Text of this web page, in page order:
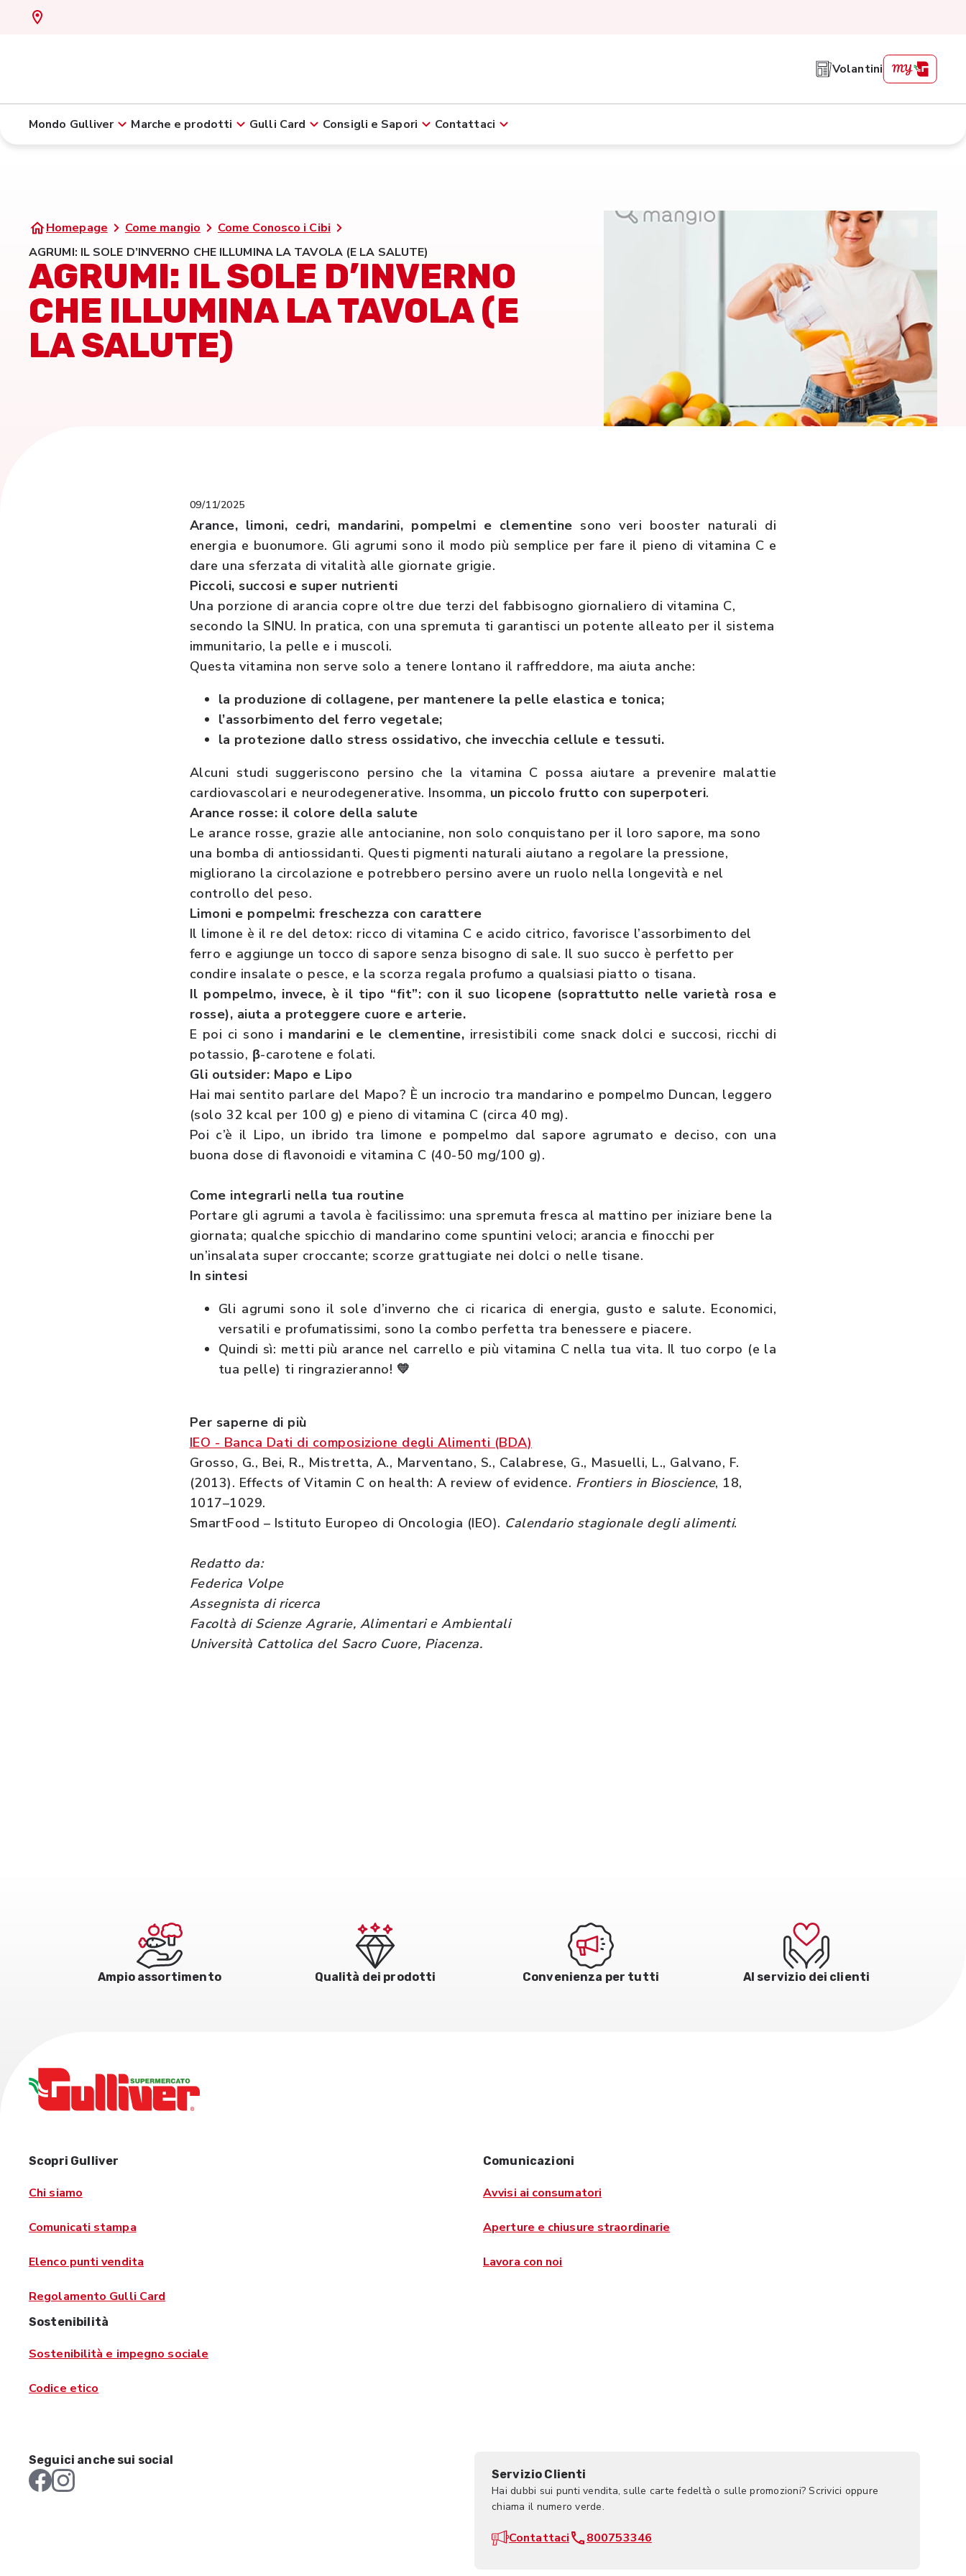
Volantini
Mondo Gulliver Marche e prodotti Gulli Card Consigli e Sapori Contattaci
Homepage Come mangio
Come Conosco i Cibi
AGRUMI: IL SOLE D’INVERNO CHE ILLUMINA LA TAVOLA (E LA SALUTE)
AGRUMI: IL SOLE D’INVERNO
CHE ILLUMINA LA TAVOLA (E
LA SALUTE)
09/11/2025
Arance, limoni, cedri, mandarini, pompelmi e clementine sono veri booster naturali di
energia e buonumore. Gli agrumi sono il modo più semplice per fare il pieno di vitamina C e
dare una sferzata di vitalità alle giornate grigie.
Piccoli, succosi e super nutrienti
Una porzione di arancia copre oltre due terzi del fabbisogno giornaliero di vitamina C,
secondo la SINU. In pratica, con una spremuta ti garantisci un potente alleato per il sistema
immunitario, la pelle e i muscoli.
Questa vitamina non serve solo a tenere lontano il raffreddore, ma aiuta anche:
la produzione di collagene, per mantenere la pelle elastica e tonica;
l’assorbimento del ferro vegetale;
la protezione dallo stress ossidativo, che invecchia cellule e tessuti.
Alcuni studi suggeriscono persino che la vitamina C possa aiutare a prevenire malattie
cardiovascolari e neurodegenerative. Insomma, un piccolo frutto con superpoteri.
Arance rosse: il colore della salute
Le arance rosse, grazie alle antocianine, non solo conquistano per il loro sapore, ma sono
una bomba di antiossidanti. Questi pigmenti naturali aiutano a regolare la pressione,
migliorano la circolazione e potrebbero persino avere un ruolo nella longevità e nel
controllo del peso.
Limoni e pompelmi: freschezza con carattere
Il limone è il re del detox: ricco di vitamina C e acido citrico, favorisce l’assorbimento del
ferro e aggiunge un tocco di sapore senza bisogno di sale. Il suo succo è perfetto per
condire insalate o pesce, e la scorza regala profumo a qualsiasi piatto o tisana.
Il pompelmo, invece, è il tipo “fit”: con il suo licopene (soprattutto nelle varietà rosa e
rosse), aiuta a proteggere cuore e arterie.
E poi ci sono i mandarini e le clementine, irresistibili come snack dolci e succosi, ricchi di
potassio, β-carotene e folati.
Gli outsider: Mapo e Lipo
Hai mai sentito parlare del Mapo? È un incrocio tra mandarino e pompelmo Duncan, leggero
(solo 32 kcal per 100 g) e pieno di vitamina C (circa 40 mg).
Poi c’è il Lipo, un ibrido tra limone e pompelmo dal sapore agrumato e deciso, con una
buona dose di flavonoidi e vitamina C (40-50 mg/100 g).
Come integrarli nella tua routine
Portare gli agrumi a tavola è facilissimo: una spremuta fresca al mattino per iniziare bene la
giornata; qualche spicchio di mandarino come spuntini veloci; arancia e finocchi per
un’insalata super croccante; scorze grattugiate nei dolci o nelle tisane.
In sintesi
Gli agrumi sono il sole d’inverno che ci ricarica di energia, gusto e salute. Economici,
versatili e profumatissimi, sono la combo perfetta tra benessere e piacere.
Quindi sì: metti più arance nel carrello e più vitamina C nella tua vita. Il tuo corpo (e la
tua pelle) ti ringrazieranno! 💛
Per saperne di più
IEO - Banca Dati di composizione degli Alimenti (BDA)
Grosso, G., Bei, R., Mistretta, A., Marventano, S., Calabrese, G., Masuelli, L., Galvano, F.
(2013). Effects of Vitamin C on health: A review of evidence. Frontiers in Bioscience, 18,
1017–1029.
SmartFood – Istituto Europeo di Oncologia (IEO). Calendario stagionale degli alimenti.
Redatto da:
Federica Volpe
Assegnista di ricerca
Facoltà di Scienze Agrarie, Alimentari e Ambientali
Università Cattolica del Sacro Cuore, Piacenza.
Ampio assortimento Qualità dei prodotti Convenienza per tutti Al servizio dei clienti
Scopri Gulliver
Chi siamo
Comunicati stampa
Elenco punti vendita
Regolamento Gulli Card
Comunicazioni
Avvisi ai consumatori
Aperture e chiusure straordinarie
Lavora con noi
Sostenibilità
Sostenibilità e impegno sociale
Codice etico
Seguici anche sui social
Servizio Clienti
Hai dubbi sui punti vendita, sulle carte fedeltà o sulle promozioni? Scrivici oppure
chiama il numero verde.
Contattaci 800753346